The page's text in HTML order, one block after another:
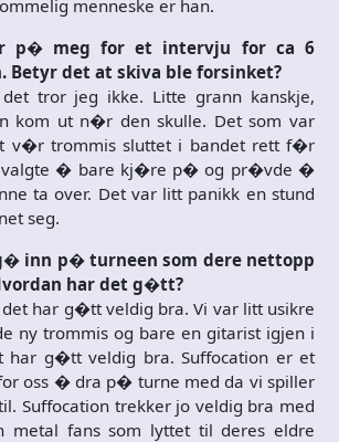
menneske er han.
p� meg for et intervju for ca 6
Betyr det at skiva ble forsinket?
tror jeg ikke. Litte grann kanskje,
kom ut n�r den skulle. Det som var
v�r trommis sluttet i bandet rett f�r
valgte � bare kj�re p� og pr�vde �
ta over. Det var litt panikk en stund
seg.
inn p� turneen som dere nettopp
har det g�tt?
det har g�tt veldig bra. Vi var litt usikre
ny trommis og bare en gitarist igjen i
har g�tt veldig bra. Suffocation er et
oss � dra p� turne med da vi spiller
Suffocation trekker jo veldig bra med
metal fans som lyttet til deres eldre